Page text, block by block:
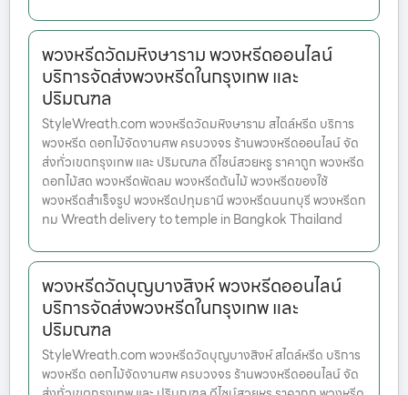
พวงหรีดวัดมหิงษาราม พวงหรีดออนไลน์
บริการจัดส่งพวงหรีดในกรุงเทพ และ
ปริมณฑล
StyleWreath.com พวงหรีดวัดมหิงษาราม สไตล์หรีด บริการ
พวงหรีด ดอกไม้จัดงานศพ ครบวงจร ร้านพวงหรีดออนไลน์ จัด
ส่งทั่วเขตกรุงเทพ และ ปริมณฑล ดีไซน์สวยหรู ราคาถูก พวงหรีด
ดอกไม้สด พวงหรีดพัดลม พวงหรีดต้นไม้ พวงหรีดของใช้
พวงหรีดสำเร็จรูป พวงหรีดปทุมธานี พวงหรีดนนทบุรี พวงหรีดก
ทม Wreath delivery to temple in Bangkok Thailand
พวงหรีดวัดบุญบางสิงห์ พวงหรีดออนไลน์
บริการจัดส่งพวงหรีดในกรุงเทพ และ
ปริมณฑล
StyleWreath.com พวงหรีดวัดบุญบางสิงห์ สไตล์หรีด บริการ
พวงหรีด ดอกไม้จัดงานศพ ครบวงจร ร้านพวงหรีดออนไลน์ จัด